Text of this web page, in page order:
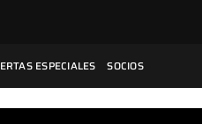
ESPECIALES SOCIOS